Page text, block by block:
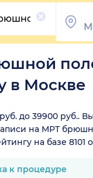
в Москве
до 39900 руб..
на МРТ
на базе 8101
к процедуре